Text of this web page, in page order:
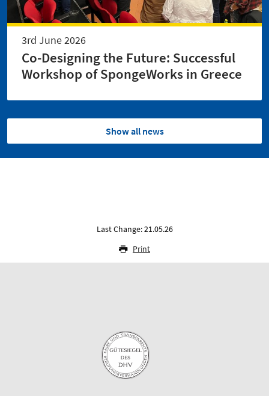
3rd June 2026
Co-Designing the Future: Successful
Workshop of SpongeWorks in Greece
Show all news
Last Change: 21.05.26
Print